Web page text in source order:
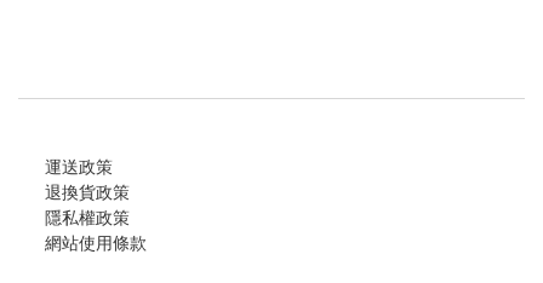
運送政策
退換貨政策
隱私權政策
網站使用條款